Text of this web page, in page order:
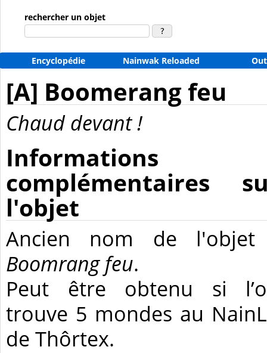
rechercher un objet
Encyclopédie Nainwak Reloaded
[A] Boomerang feu
Chaud devant !
Informations
complémentaires
l'objet
Ancien nom de
Boomrang feu.
Peut être obtenu si
trouve 5 mondes au
de Thôrtex.